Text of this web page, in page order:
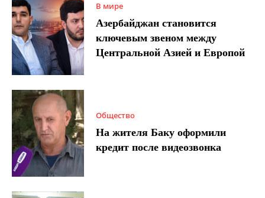
В мире
Азербайджан становится
ключевым звеном между
Центральной Азией и Европой
Общество
На жителя Баку оформили
кредит после видеозвонка